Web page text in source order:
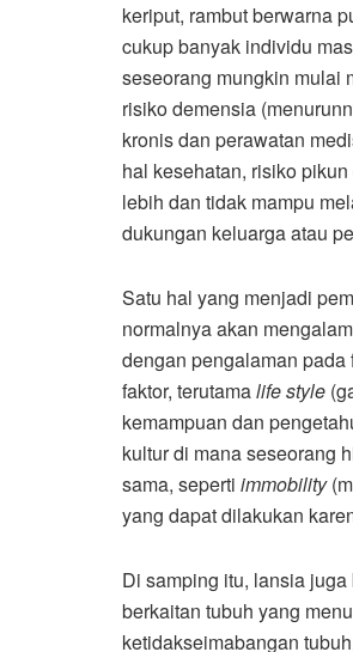
keriput, rambut berwarna
cukup banyak individu
seseorang mungkin mulai
risiko demensia
kronis dan perawatan
hal kesehatan, risiko
lebih dan tidak mampu
dukungan keluarga atau
Satu hal yang menjadi
normalnya akan
dengan pengalaman
faktor, terutamalife style
kemampuan dan
kultur di mana seseorang
sama, seperti immobility
yang dapat dilakukan
Di samping itu, lansia
berkaitan tubuh yang
ketidakseimabangan